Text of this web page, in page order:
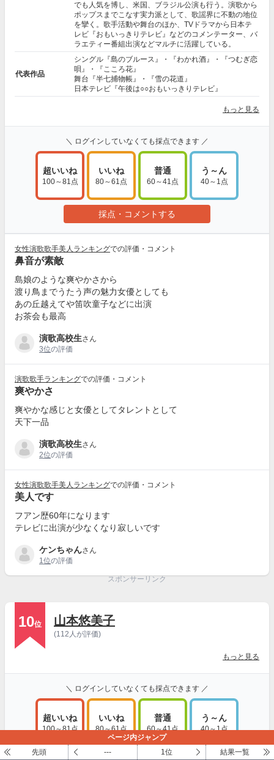
でも人気を博し、米国、ブラジル公演も行う。演歌から
ポップスまでこなす実力派として、歌謡界に不動の地位
を攣く。歌手活動や舞台のほか、TVドラマから日本テ
レビ『おもいっきりテレビ』などのコメンテーター、バ
ラエティー番組出演などマルチに活躍している。
代表作品
シングル『島のブルース』・『わかれ酒』・『つむぎ恋
唄』・『こころ花』
舞台『半七捕物帳』・『雪の花道』
日本テレビ『午後は○○おもいっきりテレビ』
もっと見る
＼ ログインしていなくても採点できます ／
超いいね
100～81点
いいね
80～61点
普通
60～41点
う～ん
40～1点
採点・コメントする
女性演歌歌手美人ランキングでの評価・コメント
鼻音が素敵
島娘のような爽やかさから
渡り鳥までうたう声の魅力女優としても
あの丘越えてや笛吹童子などに出演
お茶会も最高
演歌高校生さん
3位の評価
演歌歌手ランキングでの評価・コメント
爽やかさ
爽やかな感じと女優としてタレントとして
天下一品
演歌高校生さん
2位の評価
女性演歌歌手美人ランキングでの評価・コメント
美人です
フアン歴60年になります
テレビに出演が少なくなり寂しいです
ケンちゃんさん
1位の評価
スポンサーリンク
10位 山本悠美子
(112人が評価)
もっと見る
＼ ログインしていなくても採点できます ／
超いいね
100～81点
いいね
80～61点
普通
60～41点
う～ん
40～1点
ページ内ジャンプ
先頭
--- 1位 結果一覧